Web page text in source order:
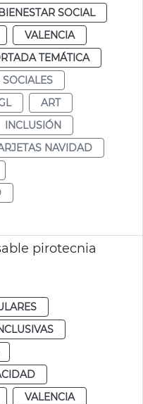
SOCIAL
VALENCIA
TEMÁTICA
ART
INCLUSIÓN
NAVIDAD
pirotecnia
VALENCIA